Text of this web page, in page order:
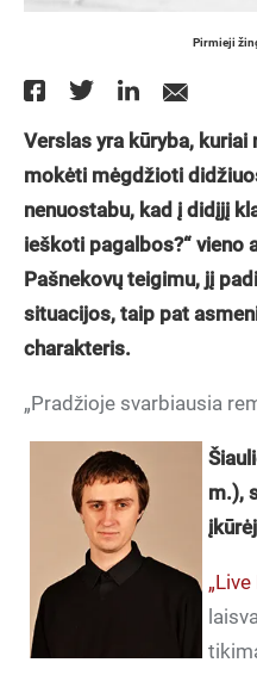
Pirmieji
Verslas yra kūryba,
mokėti mėgdžioti
nenuostabu, kad į didįjį
ieškoti pagalbos?“ vieno
Pašnekovų teigimu, jį
situacijos, taip pat
charakteris.
„Pradžioje svarbiausia
m.),